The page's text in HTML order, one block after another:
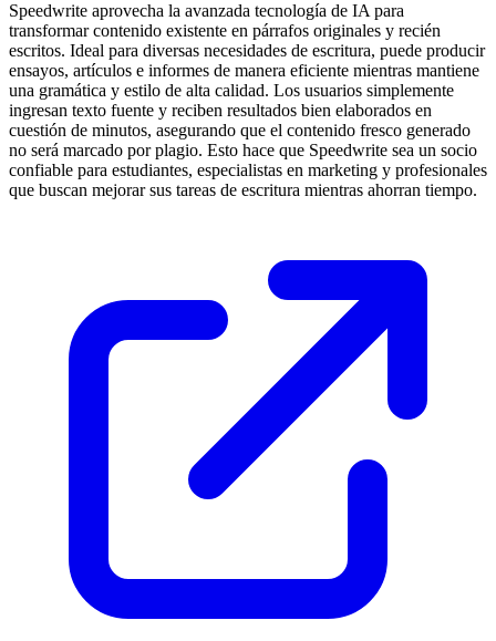
Speedwrite aprovecha la avanzada tecnología de IA para
transformar contenido existente en párrafos originales y recién
escritos. Ideal para diversas necesidades de escritura, puede producir
ensayos, artículos e informes de manera eficiente mientras mantiene
una gramática y estilo de alta calidad. Los usuarios simplemente
ingresan texto fuente y reciben resultados bien elaborados en
cuestión de minutos, asegurando que el contenido fresco generado
no será marcado por plagio. Esto hace que Speedwrite sea un socio
confiable para estudiantes, especialistas en marketing y profesionales
que buscan mejorar sus tareas de escritura mientras ahorran tiempo.